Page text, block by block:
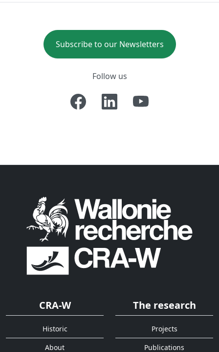
Subscribe to our Newsletters
Follow us
CRA-W
Historic
About
The research
Projects
Publications